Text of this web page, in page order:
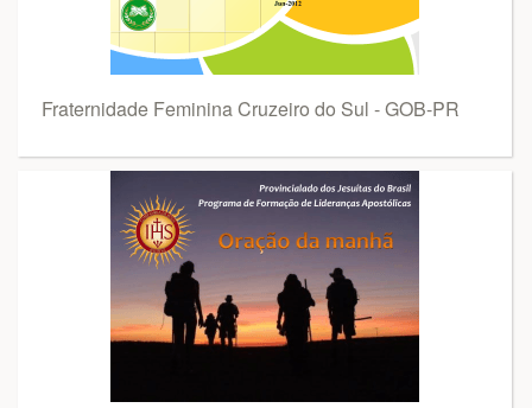
Fraternidade Feminina Cruzeiro do Sul - GOB-PR